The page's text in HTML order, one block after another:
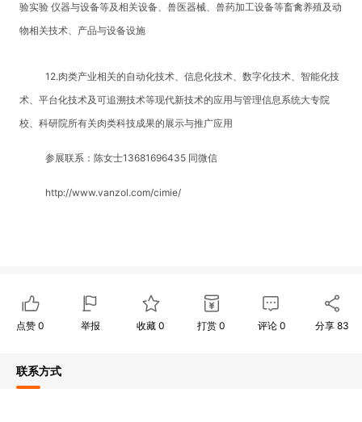
验实验 仪器与设备等及相关设备、兽医器械、兽药加工设备等畜禽养殖及动
物相关技术、产品与设备设施
12.肉类产业相关的自动化技术、信息化技术、数字化技术、智能化技
术、平台化技术及可追溯技术等现代新技术的应用与管理信息系统大专院
校、科研院所有关肉类科技成果的展示与推广应用
参展联系：陈女士13681696435 同微信
http://www.vanzol.com/cimie/
点赞 0 举报 收藏0 打赏 0 评论 0 分享 83
联系方式